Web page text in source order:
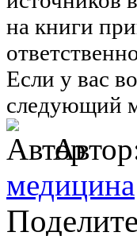
на книги
Если у вас
следующий
медицина